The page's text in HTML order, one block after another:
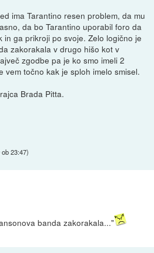
ima Tarantino resen problem, da mu
da bo Tarantino uporabil foro da
in ga prikroji po svoje. Zelo logično je
zakorakala v drugo hišo kot v
zgodbe pa je ko smo imeli 2
vem točno kak je sploh imelo smisel.
Brada Pitta.
23:47)
banda zakorakala..."